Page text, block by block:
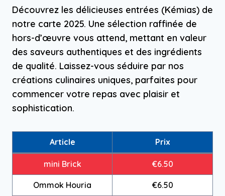
Découvrez les délicieuses entrées (Kémias) de
notre carte 2025. Une sélection raffinée de
hors-d’œuvre vous attend, mettant en valeur
des saveurs authentiques et des ingrédients
de qualité. Laissez-vous séduire par nos
créations culinaires uniques, parfaites pour
commencer votre repas avec plaisir et
sophistication.
Article Prix
mini Brick €6.50
Ommok Houria €6.50